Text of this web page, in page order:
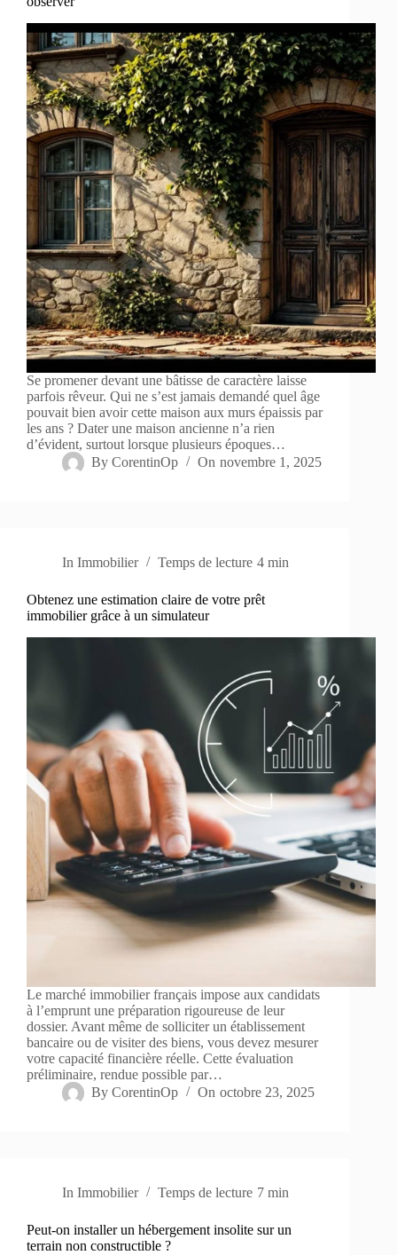
Se promener devant une bâtisse de caractère laisse
parfois rêveur. Qui ne s’est jamais demandé quel âge
pouvait bien avoir cette maison aux murs épaissis par
les ans ? Dater une maison ancienne n’a rien
d’évident, surtout lorsque plusieurs époques…
By CorentinOp On novembre 1, 2025
In Immobilier Temps de lecture 4 min
Obtenez une estimation claire de votre prêt
immobilier grâce à un simulateur
Le marché immobilier français impose aux candidats
à l’emprunt une préparation rigoureuse de leur
dossier. Avant même de solliciter un établissement
bancaire ou de visiter des biens, vous devez mesurer
votre capacité financière réelle. Cette évaluation
préliminaire, rendue possible par…
By CorentinOp On octobre 23, 2025
In Immobilier Temps de lecture 7 min
Peut-on installer un hébergement insolite sur un
terrain non constructible ?